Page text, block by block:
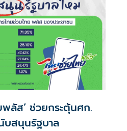
พลัส’ ช่วยกระตุ้นศก.
บสนุนรัฐบาล